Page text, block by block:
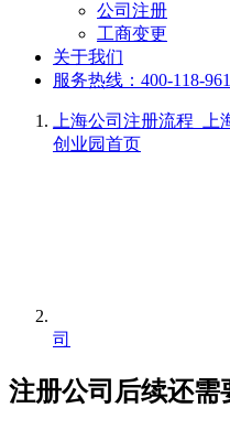
公司注册
工商变更
关于我们
服务热线：400-118-
上海公司注册流程_上
创业园首页
司
注册公司后续还需